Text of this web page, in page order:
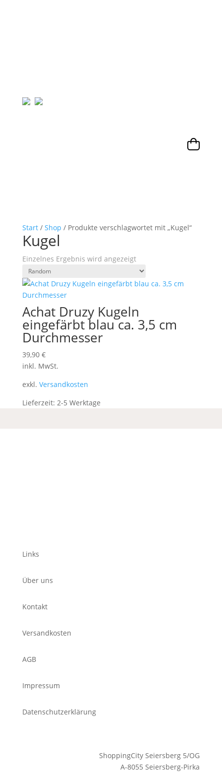
Start/ Shop / Produkte verschlagwortet mit „Kugel“
Kugel
Einzelnes Ergebnis wird angezeigt
Achat Druzy Kugeln
eingefärbt blau ca. 3,5 cm
Durchmesser
39,90 €
inkl. MwSt.
exkl. Versandkosten
Lieferzeit: 2-5 Werktage
Links
Über uns
Kontakt
Versandkosten
AGB
Impressum
Datenschutzerklärung
ShoppingCity Seiersberg 5/OG
A-8055 Seiersberg-Pirka